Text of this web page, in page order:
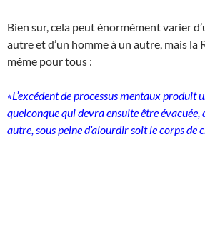
Bien sur, cela peut énormément varier
autre et d’un homme à un autre, mais la
même pour tous :
«L’excédent de processus mentaux produit
quelconque qui devra ensuite être évacuée,
autre, sous peine d’alourdir soit le corps de